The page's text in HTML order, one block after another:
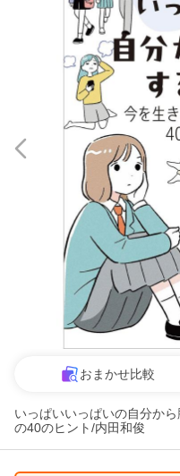
おまかせ比較
いっぱいいっぱいの自分か
の40のヒント/内田和俊